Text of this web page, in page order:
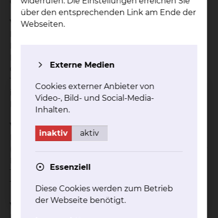
Ventrikuläre Tachykardien
Gewebe.
Therapieoption: Ablation des Ursprungsortes oder
im Bereich der narbig veränderten Kammer-
Muskulatur
Vorhofflattern (cavotrikuspidal)
Kreisendes Herzrasen um die Trikuspidalklappe
(Herzklappe zwischen rechtem Vorhof und rechter
Herzkammer)
Therapieoption: Ablationslinie zwischen
Trikuspidalklappe und unterer Hohlvene
Vorhofflattern (atypisch)
über den entsprechenden Link am Ende der
Webseiten.
Externe Medien
Cookies externer Anbieter von
Video-, Bild- und Social-Media-
Inhalten.
inaktiv aktiv
Essenziell
Diese Cookies werden zum Betrieb
der Webseite benötigt.